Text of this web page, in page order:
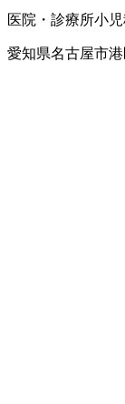
医院・診療所小
愛知県名古屋市